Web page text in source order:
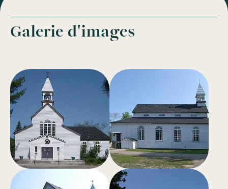
Galerie d'images